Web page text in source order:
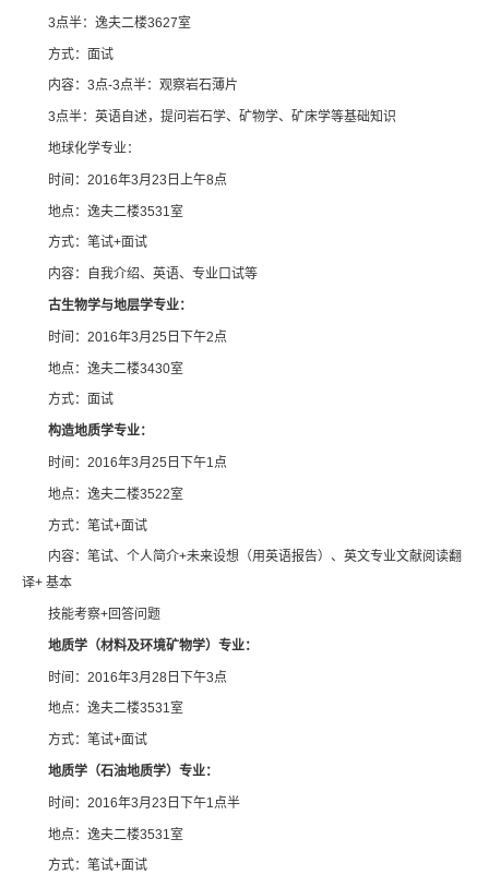
3点半：逸夫二楼3627室
方式：面试
内容：3点-3点半：观察岩石薄片
3点半：英语自述，提问岩石学、矿物学、矿床学等基础知识
地球化学专业：
时间：2016年3月23日上午8点
地点：逸夫二楼3531室
方式：笔试+面试
内容：自我介绍、英语、专业口试等
古生物学与地层学专业：
时间：2016年3月25日下午2点
地点：逸夫二楼3430室
方式：面试
构造地质学专业：
时间：2016年3月25日下午1点
地点：逸夫二楼3522室
方式：笔试+面试
内容：笔试、个人简介+未来设想（用英语报告）、英文专业文献阅读翻
译+ 基本
技能考察+回答问题
地质学（材料及环境矿物学）专业：
时间：2016年3月28日下午3点
地点：逸夫二楼3531室
方式：笔试+面试
地质学（石油地质学）专业：
时间：2016年3月23日下午1点半
地点：逸夫二楼3531室
方式：笔试+面试